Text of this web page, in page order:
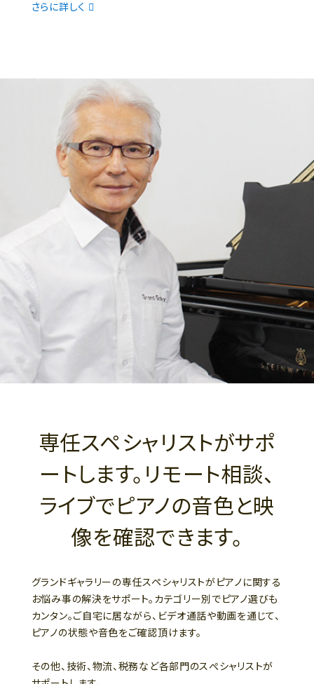
さらに詳しく
専任スペシャリストがサポ
ートします。リモート相談、
ライブでピアノの音色と映
像を確認できます。
グランドギャラリーの専任スペシャリストがピアノに関する
お悩み事の解決をサポート。カテゴリー別でピアノ選びも
カンタン。ご自宅に居ながら、ビデオ通話や動画を通じて、
ピアノの状態や音色をご確認頂けます。
その他、技術、物流、税務など各部門のスぺシャリストが